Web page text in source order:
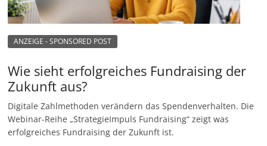
ANZEIGE - SPONSORED POST
Wie sieht erfolgreiches Fundraising der
Zukunft aus?
Digitale Zahlmethoden verändern das Spendenverhalten. Die
Webinar-Reihe „StrategieImpuls Fundraising“ zeigt was
erfolgreiches Fundraising der Zukunft ist.